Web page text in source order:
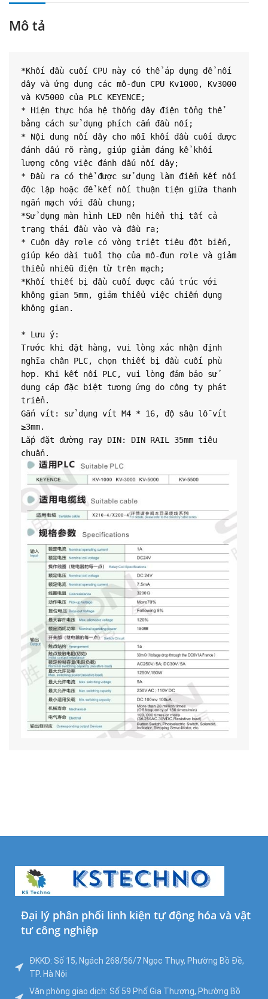
Mô tả
*Khối đầu cuối CPU này có thể áp dụng để nối
dây và ứng dụng các mô-đun CPU Kv1000, Kv3000
và KV5000 của PLC KEYENCE;
* Hiện thực hóa hệ thống dây điện tổng thể
bằng cách sử dụng phích cắm đầu nối;
* Nội dung nối dây cho mỗi khối đầu cuối được
đánh dấu rõ ràng, giúp giảm đáng kể khối
lượng công việc đánh dấu nối dây;
* Đầu ra có thể được sử dụng làm điểm kết nối
độc lập hoặc để kết nối thuận tiện giữa thanh
ngắn mạch với đầu chung;
*Sử dụng màn hình LED nên hiển thị tất cả
trạng thái đầu vào và đầu ra;
* Cuộn dây rơle có vòng triệt tiêu đột biến,
giúp kéo dài tuổi thọ của mô-đun rơle và giảm
thiểu nhiễu điện từ trên mạch;
*Khối thiết bị đầu cuối được cấu trúc với
không gian 5mm, giảm thiểu việc chiếm dụng
không gian.
* Lưu ý:
Trước khi đặt hàng, vui lòng xác nhận định
nghĩa chân PLC, chọn thiết bị đầu cuối phù
hợp. Khi kết nối PLC, vui lòng đảm bảo sử
dụng cáp đặc biệt tương ứng do công ty phát
triển.
Gắn vít: sử dụng vít M4 * 16, độ sâu lỗ vít
≥3mm.
Lắp đặt đường ray DIN: DIN RAIL 35mm tiêu
chuẩn.
Đại lý phân phối linh kiện tự động hóa và vật
tư công nghiệp
ĐKKD: Số 15, Ngách 268/56/7 Ngọc Thụy, Phường Bồ Đề,
TP. Hà Nội
Văn phòng giao dịch: Số 59 Phố Gia Thượng, Phường Bồ